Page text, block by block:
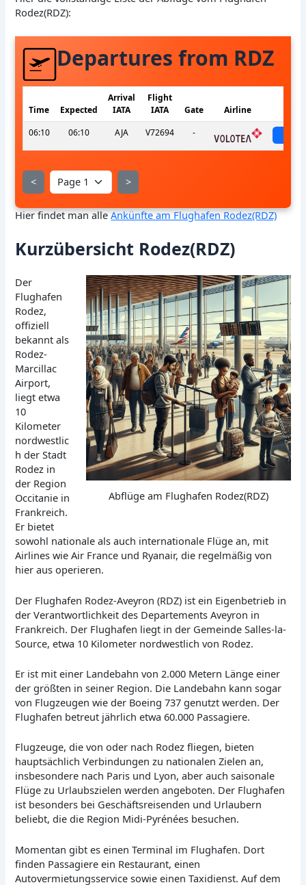
Rodez(RDZ):
Departures from RDZ
Time Expected
Arrival
IATA
Flight
IATA
Gate Airline
06:10
06:10 AJA V72694 -
< >
Hier findet man alleAnkünfte am Flughafen Rodez(RDZ)
Kurzübersicht Rodez(RDZ)
Abflüge am Flughafen Rodez(RDZ)
Der
Flughafen
Rodez,
offiziell
bekannt als
Rodez-
Marcillac
Airport,
liegt etwa
10
Kilometer
nordwestlic
h der Stadt
Rodez in
der Region
Occitanie in
Frankreich.
Er bietet
sowohl nationale als auch internationale Flüge an, mit
Airlines wie Air France und Ryanair, die regelmäßig von
hier aus operieren.
Der Flughafen Rodez-Aveyron (RDZ) ist ein Eigenbetrieb in
der Verantwortlichkeit des Departements Aveyron in
Frankreich. Der Flughafen liegt in der Gemeinde Salles-la-
Source, etwa 10 Kilometer nordwestlich von Rodez.
Er ist mit einer Landebahn von 2.000 Metern Länge einer
der größten in seiner Region. Die Landebahn kann sogar
von Flugzeugen wie der Boeing 737 genutzt werden. Der
Flughafen betreut jährlich etwa 60.000 Passagiere.
Flugzeuge, die von oder nach Rodez fliegen, bieten
hauptsächlich Verbindungen zu nationalen Zielen an,
insbesondere nach Paris und Lyon, aber auch saisonale
Flüge zu Urlaubszielen werden angeboten. Der Flughafen
ist besonders bei Geschäftsreisenden und Urlaubern
beliebt, die die Region Midi-Pyrénées besuchen.
Momentan gibt es einen Terminal im Flughafen. Dort
finden Passagiere ein Restaurant, einen
Autovermietungsservice sowie einen Taxidienst. Auf dem